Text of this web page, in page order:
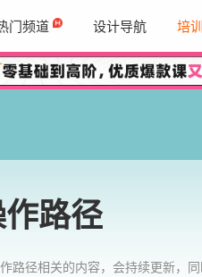
门频道 设计导航 培
路径
路径相关的内容，会持续更新，